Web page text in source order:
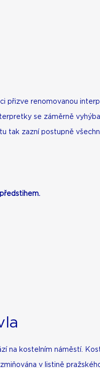
přizve renomovanou
se záměrně
tak zazní postupně
na kostelním náměstí.
v listině